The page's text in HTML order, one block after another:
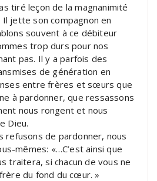
tiré leçon de la magnanimité
jette son compagnon en
souvent à ce débiteur
trop durs pour nos
pas. Il y a parfois des
de génération en
entre frères et sœurs que
à pardonner, que ressassons
nous rongent et nous
Dieu.
refusons de pardonner, nous
mêmes: «…C’est ainsi que
traitera, si chacun de vous ne
du fond du cœur. »